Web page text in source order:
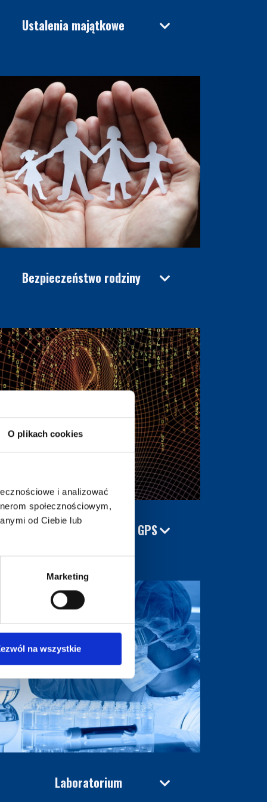
O plikach cookies
i analizować
społecznościowym,
od Ciebie lub
Marketing
na wszystkie
Ustalenia majątkowe
Bezpieczeństwo rodziny
Wykrywanie podsłuchów i GPS
Laboratorium